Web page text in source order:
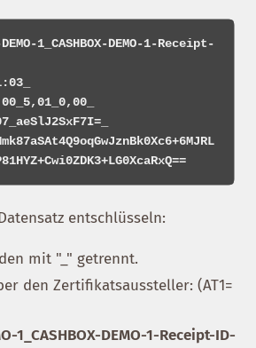
DEMO-1_CASHBOX-DEMO-1-Receipt-
entschlüsseln:
mit "_" getrennt.
den Zertifikatsaussteller: (AT1=
1_CASHBOX-DEMO-1-Receipt-ID-